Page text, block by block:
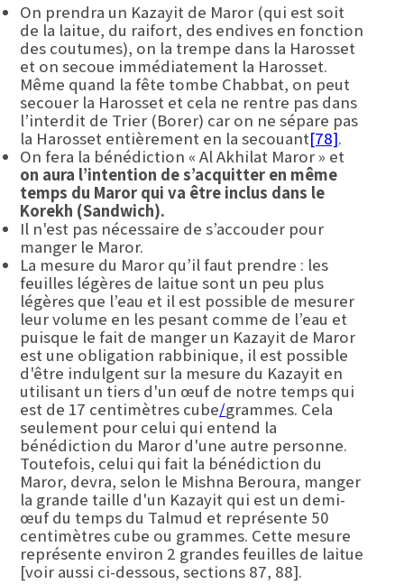
On prendra un Kazayit de Maror (qui est soit
de la laitue, du raifort, des endives en fonction
des coutumes), on la trempe dans la Harosset
et on secoue immédiatement la Harosset.
Même quand la fête tombe Chabbat, on peut
secouer la Harosset et cela ne rentre pas dans
l’interdit de Trier (Borer) car on ne sépare pas
la Harosset entièrement en la secouant[78].
On fera la bénédiction « Al Akhilat Maror » et
on aura l’intention de s’acquitter en même
temps du Maror qui va être inclus dans le
Korekh (Sandwich).
Il n'est pas nécessaire de s’accouder pour
manger le Maror.
La mesure du Maror qu’il faut prendre : les
feuilles légères de laitue sont un peu plus
légères que l’eau et il est possible de mesurer
leur volume en les pesant comme de l’eau et
puisque le fait de manger un Kazayit de Maror
est une obligation rabbinique, il est possible
d'être indulgent sur la mesure du Kazayit en
utilisant un tiers d'un œuf de notre temps qui
est de 17 centimètres cube/grammes. Cela
seulement pour celui qui entend la
bénédiction du Maror d'une autre personne.
Toutefois, celui qui fait la bénédiction du
Maror, devra, selon le Mishna Beroura, manger
la grande taille d'un Kazayit qui est un demi-
œuf du temps du Talmud et représente 50
centimètres cube ou grammes. Cette mesure
représente environ 2 grandes feuilles de laitue
[voir aussi ci-dessous, sections 87, 88].